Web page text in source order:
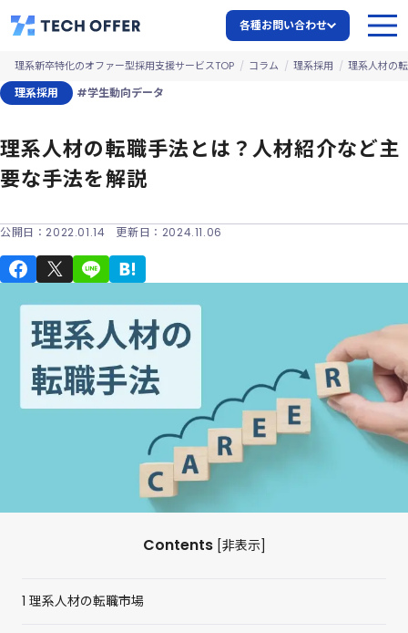
各種お問い合わせ
理系新卒特化のオファー型採用支援サービスTOP コラム 理系採用 理系人材の
理系採用 #学生動向データ
理系人材の転職手法とは？人材紹介など主
要な手法を解説
公開日： 2022.01.14 更新日： 2024.11.06
Contents [非表示]
1 理系人材の転職市場